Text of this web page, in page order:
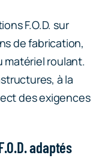
F.O.D. sur
de fabrication,
matériel roulant.
à la
des exigences
adaptés